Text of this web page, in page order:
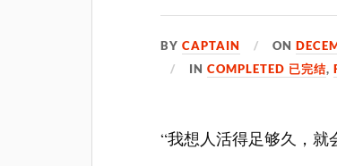
BYCAPTAIN ON
INCOMPLETED 已完结,
“我想人活得足够久，就